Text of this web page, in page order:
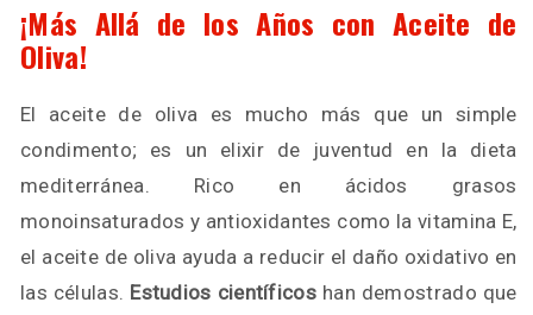
¡Más Allá de los Años con Aceite de
Oliva!
El aceite de oliva es mucho más que un simple
condimento; es un elixir de juventud en la dieta
mediterránea. Rico en ácidos grasos
monoinsaturados y antioxidantes como la vitamina E,
el aceite de oliva ayuda a reducir el daño oxidativo en
las células. Estudios científicoshan demostrado que